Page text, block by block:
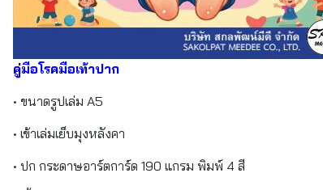
คู่มือโรคมือเท้าปาก
• ขนาดรูปเล่ม A5
• เข้าเล่มเย็บมุงหลังคา
• ปก กระดาษอาร์ตการ์ด 190 แกรม พิมพ์ 4 สี